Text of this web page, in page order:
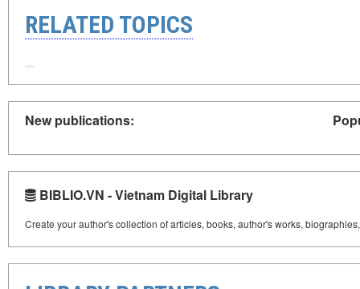
RELATED TOPICS
New publications:
BIBLIO.VN - Vietnam Digital Library
Create your author's collection of articles, books, author's works,